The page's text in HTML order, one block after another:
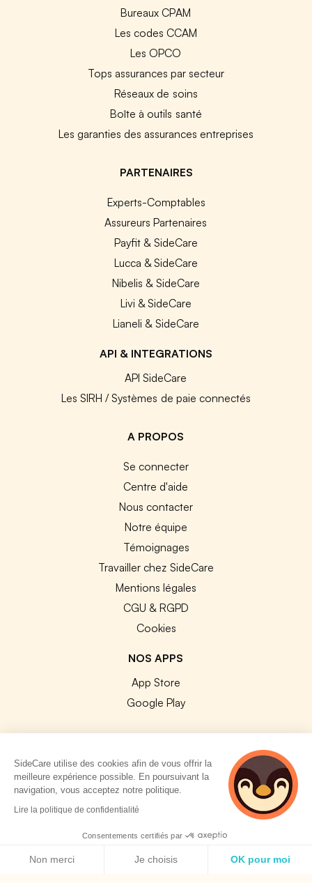
Bureaux CPAM
Les codes CCAM
Les OPCO
Tops assurances par secteur
Réseaux de soins
Boîte à outils santé
Les garanties des assurances entreprises
PARTENAIRES
Experts-Comptables
Assureurs Partenaires
Payfit & SideCare
Lucca & SideCare
Nibelis & SideCare
Livi & SideCare
Lianeli & SideCare
API & INTEGRATIONS
API SideCare
Les SIRH / Systèmes de paie connectés
A PROPOS
Se connecter
Centre d'aide
Nous contacter
Notre équipe
Témoignages
Travailler chez SideCare
Mentions légales
CGU & RGPD
Cookies
NOS APPS
App Store
Google Play
© 2026 SideCare. Tous droits réservés.
SideCare utilise des cookies afin de vous offrir la
meilleure expérience possible. En poursuivant la
navigation, vous acceptez notre politique.
Lire la politique de confidentialité
Consentements certifiés par
Non merci Je choisis OK pour moi
4 personnes
consultent
actuellement cette